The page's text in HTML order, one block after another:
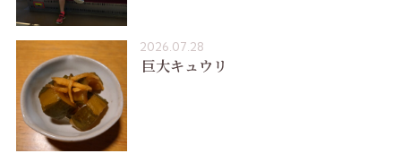
2026.07.28
巨大キュウリ